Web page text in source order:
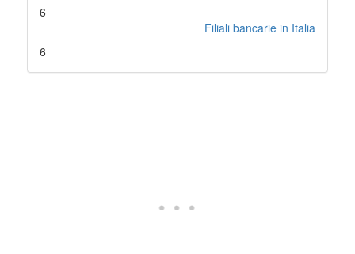
6
Filiali bancarie in Italia
6